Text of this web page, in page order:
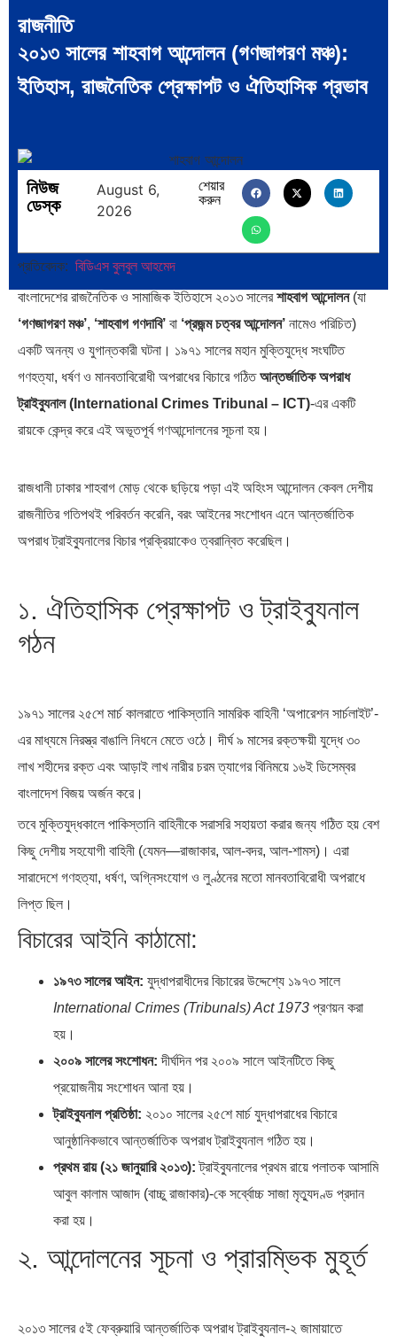
বিশেষ ইন-ডেপ্থ রিপোর্ট: ক্রীড়া
ভারত মহাসাগরের অশ্রু: শ্রীলঙ্কার
ব্রাজিল ও আর্জেন্টিনার কালো অধ্যায়:…
পূর্ব ইউরোপ বনাম তুরস্ক: শত… পৃথিবীতে বর্তমানে মোট দেশের সংখ্যা…
এশিয়ান সেঞ্চুরির দ্বৈরথ: চীন-ভারতের
বৈশ্বিক…
পাকিস্তান, চীন ও বাংলাদেশ: তিন…
রাজনীতি
২০১৩ সালের শাহবাগ আন্দোলন (গণজাগরণ মঞ্চ):
ইতিহাস, রাজনৈতিক প্রেক্ষাপট ও ঐতিহাসিক প্রভাব
নিউজ
ডেস্ক
August 6,
2026
শেয়ার
করুন
প্রতিবেদক: বিডিএস বুলবুল আহমেদ
বাংলাদেশের রাজনৈতিক ও সামাজিক ইতিহাসে ২০১৩ সালেরশাহবাগ আন্দোলন(যা
‘গণজাগরণ মঞ্চ’, ‘শাহবাগ গণদাবি’ বা ‘প্রজন্ম চত্বর আন্দোলন’ নামেও পরিচিত)
একটি অনন্য ও যুগান্তকারী ঘটনা। ১৯৭১ সালের মহান মুক্তিযুদ্ধে সংঘটিত
গণহত্যা, ধর্ষণ ও মানবতাবিরোধী অপরাধের বিচারে গঠিতআন্তর্জাতিক অপরাধ
ট্রাইব্যুনাল (International Crimes Tribunal – ICT)-এর একটি
রায়কে কেন্দ্র করে এই অভূতপূর্ব গণআন্দোলনের সূচনা হয়।
রাজধানী ঢাকার শাহবাগ মোড় থেকে ছড়িয়ে পড়া এই অহিংস আন্দোলন কেবল দেশীয়
রাজনীতির গতিপথই পরিবর্তন করেনি, বরং আইনের সংশোধন এনে আন্তর্জাতিক
অপরাধ ট্রাইব্যুনালের বিচার প্রক্রিয়াকেও ত্বরান্বিত করেছিল।
১. ঐতিহাসিক প্রেক্ষাপট ও ট্রাইব্যুনাল
গঠন
১৯৭১ সালের ২৫শে মার্চ কালরাতে পাকিস্তানি সামরিক বাহিনী ‘অপারেশন সার্চলাইট’-
এর মাধ্যমে নিরস্ত্র বাঙালি নিধনে মেতে ওঠে। দীর্ঘ ৯ মাসের রক্তক্ষয়ী যুদ্ধে ৩০
লাখ শহীদের রক্ত এবং আড়াই লাখ নারীর চরম ত্যাগের বিনিময়ে ১৬ই ডিসেম্বর
বাংলাদেশ বিজয় অর্জন করে।
তবে মুক্তিযুদ্ধকালে পাকিস্তানি বাহিনীকে সরাসরি সহায়তা করার জন্য গঠিত হয় বেশ
কিছু দেশীয় সহযোগী বাহিনী (যেমন—রাজাকার, আল-বদর, আল-শামস)। এরা
সারাদেশে গণহত্যা, ধর্ষণ, অগ্নিসংযোগ ও লুণ্ঠনের মতো মানবতাবিরোধী অপরাধে
লিপ্ত ছিল।
বিচারের আইনি কাঠামো:
১৯৭৩ সালের আইন: যুদ্ধাপরাধীদের বিচারের উদ্দেশ্যে ১৯৭৩ সালে
International Crimes (Tribunals) Act 1973 প্রণয়ন করা
হয়।
২০০৯ সালের সংশোধন: দীর্ঘদিন পর ২০০৯ সালে আইনটিতে কিছু
প্রয়োজনীয় সংশোধন আনা হয়।
ট্রাইব্যুনাল প্রতিষ্ঠা: ২০১০ সালের ২৫শে মার্চ যুদ্ধাপরাধের বিচারে
আনুষ্ঠানিকভাবে আন্তর্জাতিক অপরাধ ট্রাইব্যুনাল গঠিত হয়।
প্রথম রায় (২১ জানুয়ারি ২০১৩): ট্রাইব্যুনালের প্রথম রায়ে পলাতক আসামি
আবুল কালাম আজাদ (বাচ্চু রাজাকার)-কে সর্ব্বোচ্চ সাজা মৃত্যুদণ্ড প্রদান
করা হয়।
২. আন্দোলনের সূচনা ও প্রারম্ভিক মুহূর্ত
২০১৩ সালের ৫ই ফেব্রুয়ারি আন্তর্জাতিক অপরাধ ট্রাইব্যুনাল-২ জামায়াতে